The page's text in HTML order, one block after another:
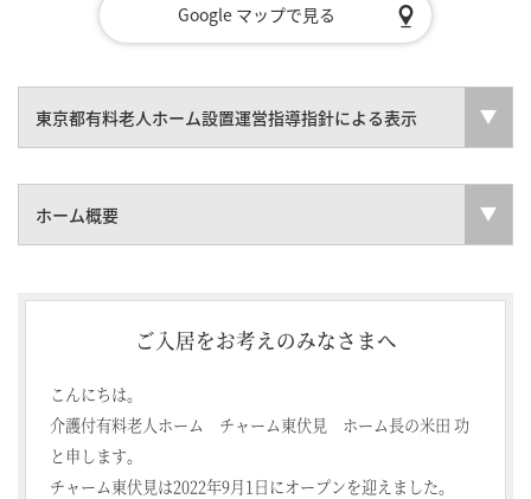
Google マップで見る
東京都有料老人ホーム設置運営指導指針による表示
ホーム概要
ご入居をお考えのみなさまへ
こんにちは。
介護付有料老人ホーム チャーム東伏見 ホーム長の米田 功
と申します。
チャーム東伏見は2022年9月1日にオープンを迎えました。